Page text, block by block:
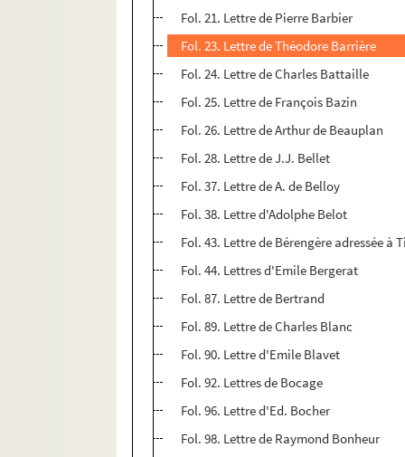
Fol. 21. Lettre de Pierre Barbier
Fol. 23. Lettre de Théodore Barrière
Fol. 24. Lettre de Charles Battaille
Fol. 25. Lettre de François Bazin
Fol. 26. Lettre de Arthur de Beauplan
Fol. 28. Lettre de J.J. Bellet
Fol. 37. Lettre de A. de Belloy
Fol. 38. Lettre d'Adolphe Belot
Fol. 43. Lettre de Bérengère adressée à
Fol. 44. Lettres d'Emile Bergerat
Fol. 87. Lettre de Bertrand
Fol. 89. Lettre de Charles Blanc
Fol. 90. Lettre d'Emile Blavet
Fol. 92. Lettres de Bocage
Fol. 96. Lettre d'Ed. Bocher
Fol. 98. Lettre de Raymond Bonheur